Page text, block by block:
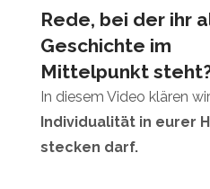
Rede, bei der ihr
Geschichte im
Mittelpunkt
In diesem Video klären
Individualität in eurer
stecken darf.